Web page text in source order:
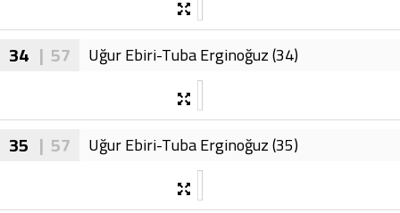
34 | 57 Uğur Ebiri-Tuba Erginoğuz (34)
35 | 57 Uğur Ebiri-Tuba Erginoğuz (35)